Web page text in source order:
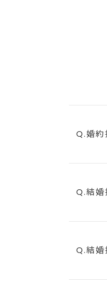
Q.婚約
Q.結婚
Q.結婚